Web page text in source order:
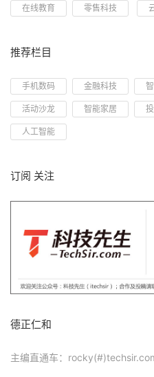
在线教育 零售科技
推荐栏目
手机数码 金融科技
活动沙龙 智能家居
人工智能
订阅 关注
德正仁和
主编直通车：